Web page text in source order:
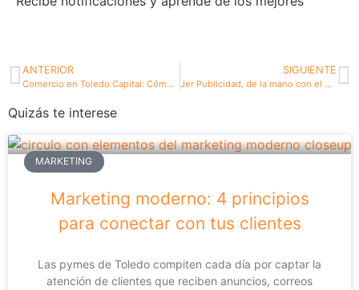
ANTERIOR
Comercio en Toledo Capital: Cómo aumentar las ventas
SIGUIENTE
Jer Publicidad, de la mano con el deporte toledano
Quizás te interese
MARKETING
Marketing moderno: 4 principios
para conectar con tus clientes
Las pymes de Toledo compiten cada día por captar la
atención de clientes que reciben anuncios, correos